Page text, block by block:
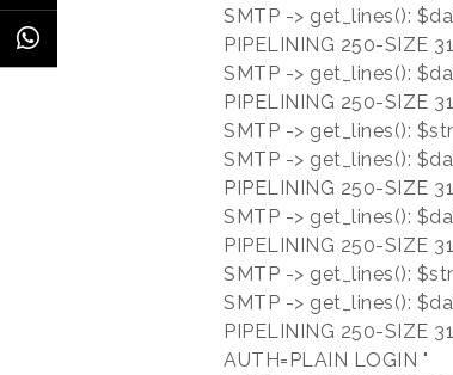
SMTP -> get_lines():
PIPELINING 250-SIZE
SMTP -> get_lines():
PIPELINING 250-SIZE
SMTP -> get_lines():
SMTP -> get_lines():
PIPELINING 250-SIZE
SMTP -> get_lines():
PIPELINING 250-SIZE
SMTP -> get_lines():
SMTP -> get_lines():
PIPELINING 250-SIZE
AUTH=PLAIN LOGIN "